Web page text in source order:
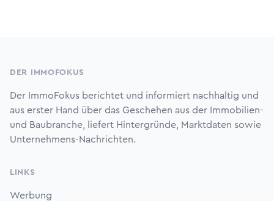
DER IMMOFOKUS
Der ImmoFokus berichtet und informiert nachhaltig und
aus erster Hand über das Geschehen aus der Immobilien-
und Baubranche, liefert Hintergründe, Marktdaten sowie
Unternehmens-Nachrichten.
LINKS
Werbung